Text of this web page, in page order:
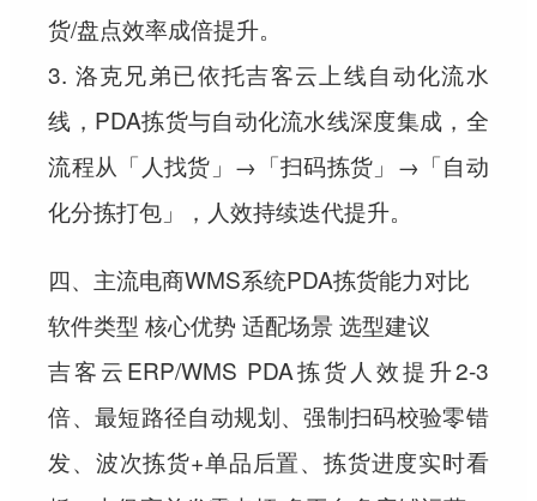
货/盘点效率成倍提升。
3. 洛克兄弟已依托吉客云上线自动化流水
线，PDA拣货与自动化流水线深度集成，全
流程从「人找货」→「扫码拣货」→「自动
化分拣打包」，人效持续迭代提升。
四、主流电商WMS系统PDA拣货能力对比
软件类型 核心优势 适配场景 选型建议
吉客云ERP/WMS PDA拣货人效提升2-3
倍、最短路径自动规划、强制扫码校验零错
发、波次拣货+单品后置、拣货进度实时看